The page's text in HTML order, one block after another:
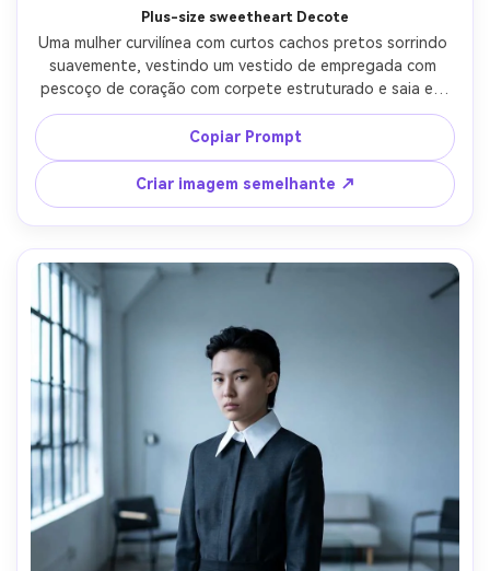
Plus-size sweetheart Decote
Uma mulher curvilínea com curtos cachos pretos sorrindo
suavemente, vestindo um vestido de empregada com
pescoço de coração com corpete estruturado e saia em
camadas, destacar como drape em seus ombros com
alças largas e um detalhe de gola elegante, dentro de um
vestiário vintage com espelhos borrados, iluminação de
tungstênio quente, 35mm f/2, ângulo de corpo inteiro
ligeiramente de cima, sombras naturais, detalhe de queda
de tecido nítido, alta resolução, roupa drapada
naturalmente em sua estrutura-AR 4:5
Copiar Prompt
Criar imagem semelhante ↗